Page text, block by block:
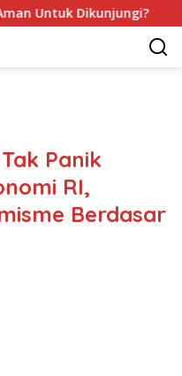
Dikunjungi?
Panik
RI,
Berdasar